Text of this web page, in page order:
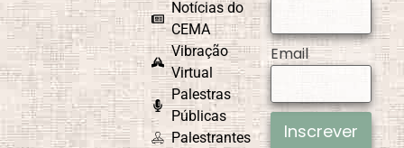
Comemorações
CEMAD
Combate ao
Egoísmo
Notícias do
CEMA
Vibração
Virtual
Palestras
Públicas
Palestrantes
Email
Inscrever